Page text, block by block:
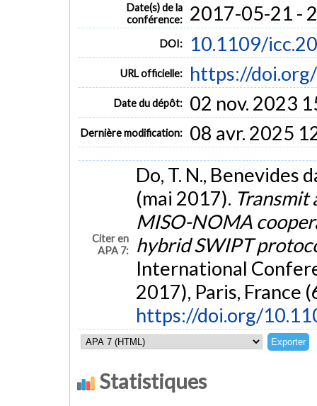
Date(s) de la
conférence:
2017-05-21 -
DOI: 10.1109/
URL officielle: https://
Date du dépôt: 02 nov. 2023
Dernière modification: 08 avr. 2025
Citer en
APA 7:
Do, T. N., Benevides
(mai 2017). Transmit
MISO-NOMA
hybrid SWIPT
International
2017), Paris, France
https://doi.org/
Statistiques